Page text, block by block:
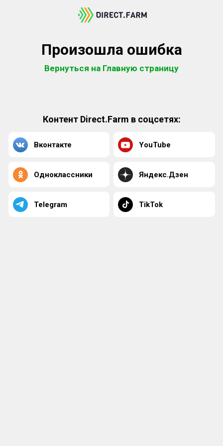
Произошла ошибка
Вернуться на Главную страницу
Контент Direct.Farm в соцсетях:
Вконтакте YouTube
Одноклассники Яндекс.Дзен
Telegram TikTok